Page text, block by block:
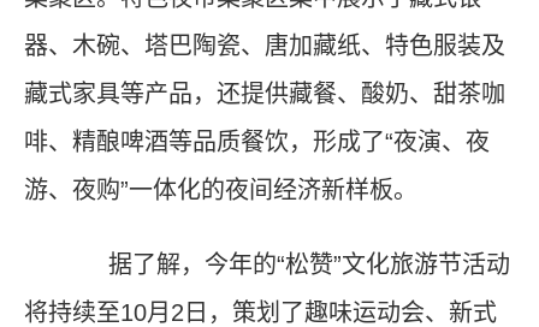
器、木碗、塔巴陶瓷、唐加藏纸、特色服装及
藏式家具等产品，还提供藏餐、酸奶、甜茶咖
啡、精酿啤酒等品质餐饮，形成了“夜演、夜
游、夜购”一体化的夜间经济新样板。
据了解，今年的“松赞”文化旅游节活动
将持续至10月2日，策划了趣味运动会、新式